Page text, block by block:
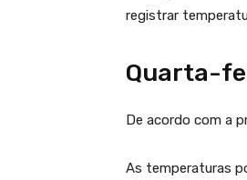
registrar
Quarta-
De acordo com a
As temperaturas